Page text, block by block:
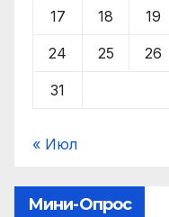
17 18 19
24 25 26
31
« Июл
Мини-Опрос